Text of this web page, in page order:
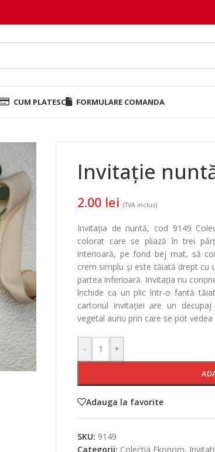
CUM PLATESC FORMULARE COMANDA
Invitație
2.00 lei (TVA inclus)
Invitația de nuntă, cod 9149
colorat care se pliază în trei
interioară, pe fond bej mat, să
crem simplu și este tăiată drept cu
partea inferioară. Invitația nu
închide ca un plic într-o fantă
cartonul invitației are un
vegetal auriu prin care se pot
- +
Adauga la favorite
SKU: 9149
Categorii: Colectia Ekonom,